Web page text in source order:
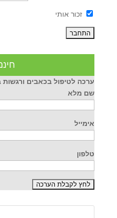
זכור אותי
ערכה לטיפול בכאבים ורגשות
שם מלא
אימייל
טלפון